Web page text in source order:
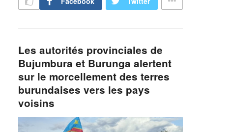
Les autorités provinciales de
Bujumbura et Burunga alertent
sur le morcellement des terres
burundaises vers les pays
voisins